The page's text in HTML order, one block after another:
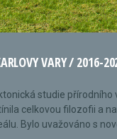
VARY / 2016-
studie přírodního
celkovou filozofii a
Bylo uvažováno s